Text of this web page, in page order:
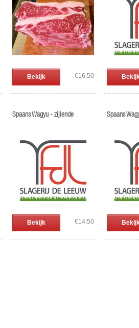
Bekijk €16,50
Spaans Wagyu - zijlende
Bekijk €14,50
Spaans